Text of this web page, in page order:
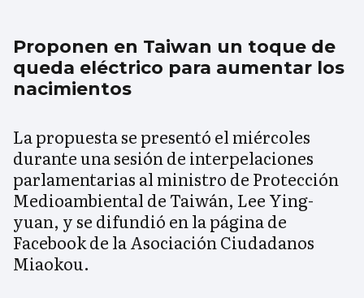
Proponen en Taiwan un toque de
queda eléctrico para aumentar los
nacimientos
La propuesta se presentó el miércoles
durante una sesión de interpelaciones
parlamentarias al ministro de Protección
Medioambiental de Taiwán, Lee Ying-
yuan, y se difundió en la página de
Facebook de la Asociación Ciudadanos
Miaokou.